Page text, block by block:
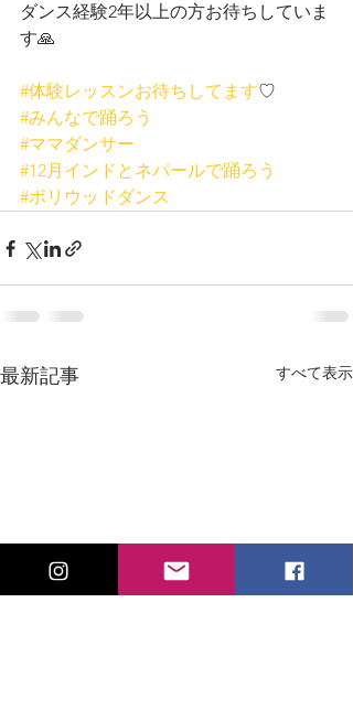
ダンス経験2年以上の方お待ちしていま
す🙏
#体験レッスンお待ちしてます♡
#みんなで踊ろう
#ママダンサー
#12月インドとネパールで踊ろう
#ボリウッドダンス
最新記事 すべて表示